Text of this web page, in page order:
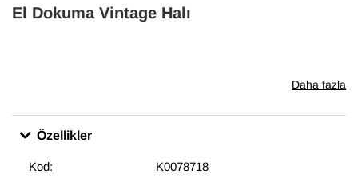
El Dokuma Vintage Halı
Daha fazla
Özellikler
Kod:
K0078718